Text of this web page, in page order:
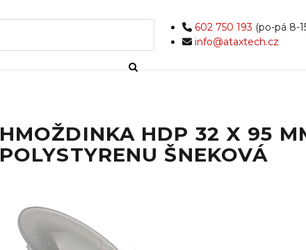
602 750 193 (po-pá 8-
info@ataxtech.cz
HMOŽDINKA HDP 32 X 95
POLYSTYRENU ŠNEKOVÁ